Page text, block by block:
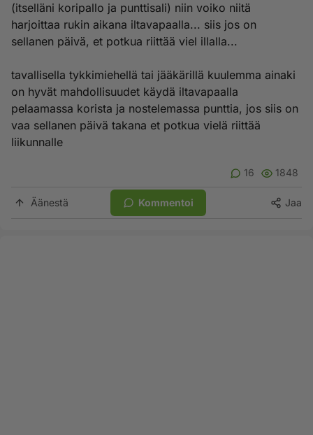
(itselläni koripallo ja punttisali) niin voiko niitä
harjoittaa rukin aikana iltavapaalla... siis jos on
sellanen päivä, et potkua riittää viel illalla...
tavallisella tykkimiehellä tai jääkärillä kuulemma ainaki
on hyvät mahdollisuudet käydä iltavapaalla
pelaamassa korista ja nostelemassa punttia, jos siis on
vaa sellanen päivä takana et potkua vielä riittää
liikunnalle
16 1848
Äänestä Kommentoi Jaa